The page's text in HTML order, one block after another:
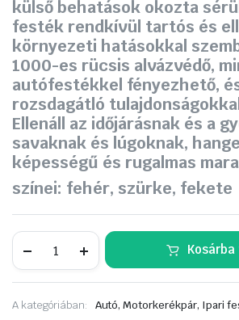
külső behatások okozta
festék rendkívül tartós és
környezeti hatásokkal
1000-es rücsis alvázvédő,
autófestékkel fényezhető,
rozsdagátló
Ellenáll az időjárásnak és a
savaknak és lúgoknak,
képességű és rugalmas
színei: fehér, szürke, fekete
KS-
1000
PISZTOLYOS
1Liter
A kategóriában: Autó, Motorkerékpár, Ipari